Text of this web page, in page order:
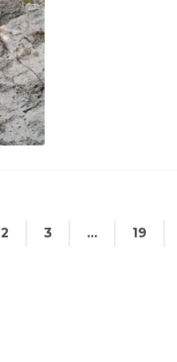
2 3 … 19